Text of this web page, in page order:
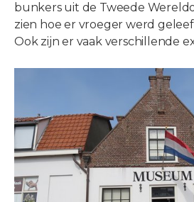
bunkers uit de Tweede
zien hoe er vroeger werd
Ook zijn er vaak verschillende